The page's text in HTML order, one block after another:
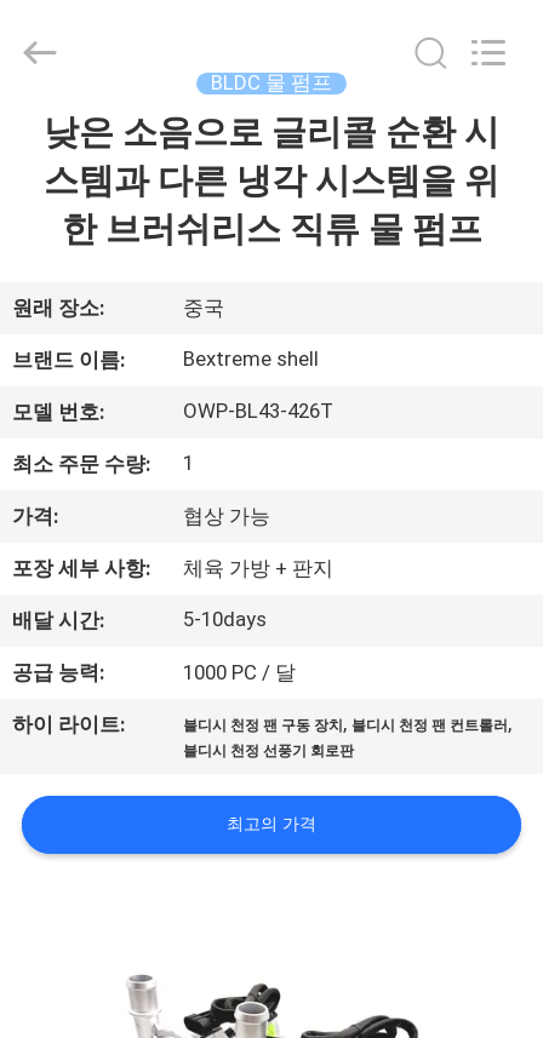
소
개
동
회
사
소
공
Technology
BLDC 물 펌프
낮은 소음으로 글리콜 순환 시
스템과 다른 냉각 시스템을 위
한 브러쉬리스 직류 물 펌프
원래 장소: 중국
브랜드 이름: Bextreme shell
모델 번호: OWP-BL43-426T
최소 주문 수량: 1
가격: 협상 가능
포장 세부 사항: 체육 가방 + 판지
배달 시간: 5-10days
공급 능력: 1000 PC / 달
하이 라이트: 블디시 천정 팬 구동 장치 , 블디시 천정 팬 컨트롤러 ,
블디시 천정 선풍기 회로판
최고의 가격